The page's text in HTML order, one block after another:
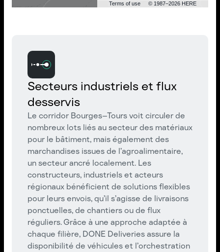
Terms of use © 1987–2026 HERE
Secteurs industriels et flux
desservis
Le corridor Bourges–Tours voit circuler de
nombreux lots liés au secteur des matériaux
pour le bâtiment, mais également des
marchandises issues de l’agroalimentaire,
un secteur ancré localement. Les
constructeurs, industriels et acteurs
régionaux bénéficient de solutions flexibles
pour leurs envois, qu’il s’agisse de livraisons
ponctuelles, de chantiers ou de flux
réguliers. Grâce à une approche adaptée à
chaque filière, DONE Deliveries assure la
disponibilité de véhicules et l’orchestration